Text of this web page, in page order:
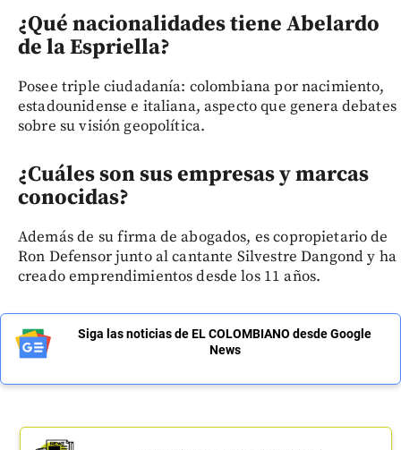
¿Qué nacionalidades tiene Abelardo
de la Espriella?
Posee triple ciudadanía: colombiana por nacimiento,
estadounidense e italiana, aspecto que genera debates
sobre su visión geopolítica.
¿Cuáles son sus empresas y marcas
conocidas?
Además de su firma de abogados, es copropietario de
Ron Defensor junto al cantante Silvestre Dangond y ha
creado emprendimientos desde los 11 años.
Siga las noticias de EL COLOMBIANO desde Google
News